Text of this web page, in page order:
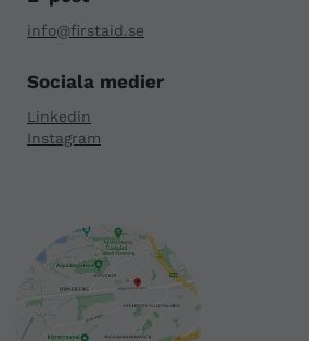
info@firstaid.se
Sociala medier
Linkedin
Instagram